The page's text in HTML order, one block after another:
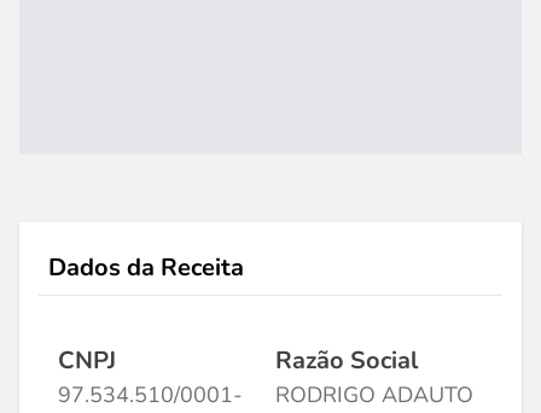
Dados da Receita
CNPJ
97.534.510/0001-
Razão Social
RODRIGO ADAUTO